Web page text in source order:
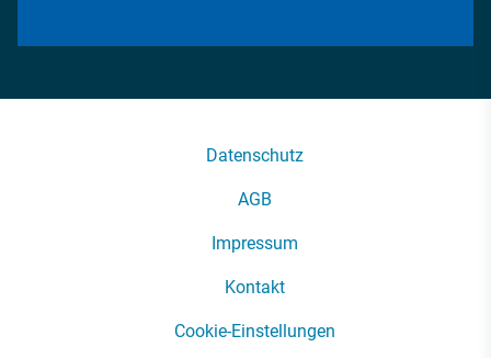
Datenschutz
AGB
Impressum
Kontakt
Cookie-Einstellungen